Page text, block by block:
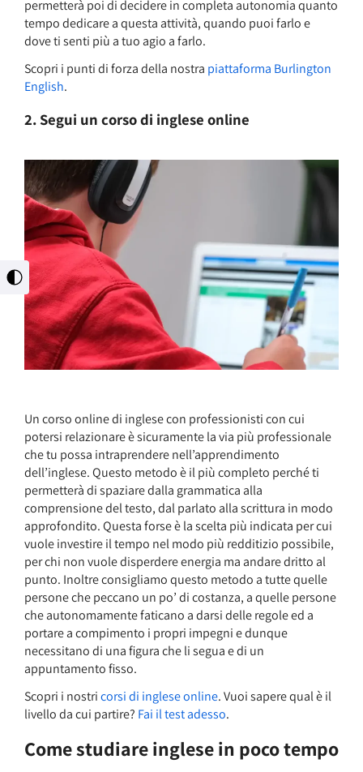
מתג
ניגודיות
גבוהה
permetterà poi di decidere in completa autonomia quanto
tempo dedicare a questa attività, quando puoi farlo e
dove ti senti più a tuo agio a farlo.
Scopri i punti di forza della nostra piattaforma Burlington
English.
2. Segui un corso di inglese online
Un corso online di inglese con professionisti con cui
potersi relazionare è sicuramente la via più professionale
che tu possa intraprendere nell’apprendimento
dell’inglese. Questo metodo è il più completo perché ti
permetterà di spaziare dalla grammatica alla
comprensione del testo, dal parlato alla scrittura in modo
approfondito. Questa forse è la scelta più indicata per cui
vuole investire il tempo nel modo più redditizio possibile,
per chi non vuole disperdere energia ma andare dritto al
punto. Inoltre consigliamo questo metodo a tutte quelle
persone che peccano un po’ di costanza, a quelle persone
che autonomamente faticano a darsi delle regole ed a
portare a compimento i propri impegni e dunque
necessitano di una figura che li segua e di un
appuntamento fisso.
Scopri i nostricorsi di inglese online. Vuoi sapere qual è il
livello da cui partire? Fai il test adesso.
Come studiare inglese in poco tempo